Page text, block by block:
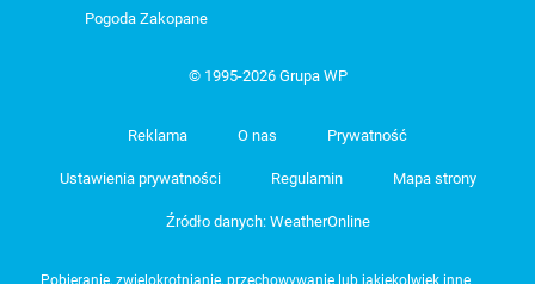
Pogoda Zakopane
© 1995-2026 Grupa WP
Reklama O nas Prywatność
Ustawienia prywatności Regulamin Mapa strony
Źródło danych: WeatherOnline
Pobieranie, zwielokrotnianie, przechowywanie lub jakiekolwiek inne